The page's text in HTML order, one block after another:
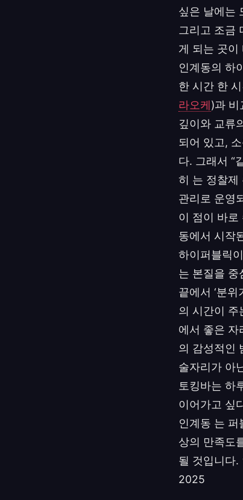
싶은 날에는
그리고 조금
게 되는 곳이
인계동의 하
한 시간 한
라오케)과 비
깊이와 교류
되어 있고,
다. 그래서 “
히 는 정찰제
관리로 운영
이 점이 바로
동에서 시작
하이퍼블릭
는 본질을 중
끝에서 ‘분
의 시간이
에서 좋은
의 감성적인
술자리가 아
토킹바는 하
이어가고 싶
인계동 는
상의 만족도
될 것입니다.
2025